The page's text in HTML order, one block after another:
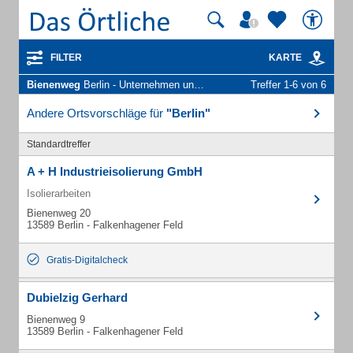
FILTER KARTE
Bienenweg Berlin - Unternehmen und Personen Treffer 1-6 von 6
Andere Ortsvorschläge für "Berlin"
Standardtreffer
A + H Industrieisolierung GmbH
Isolierarbeiten
Bienenweg 20
13589 Berlin - Falkenhagener Feld
Gratis-Digitalcheck
Dubielzig Gerhard
Bienenweg 9
13589 Berlin - Falkenhagener Feld